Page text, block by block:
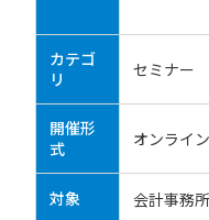
カテゴ
リ
セミナー
開催形
式
オンライ
対象 会計事務